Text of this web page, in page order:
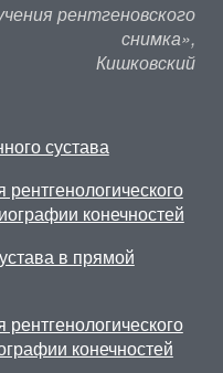
рентгеновского
снимка»,
Кишковский
сустава
конечностей
в прямой
конечностей